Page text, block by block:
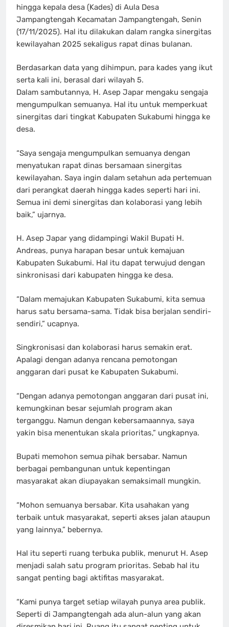
hingga kepala desa (Kades) di Aula Desa
Jampangtengah Kecamatan Jampangtengah, Senin
(17/11/2025). Hal itu dilakukan dalam rangka sinergitas
kewilayahan 2025 sekaligus rapat dinas bulanan.
Berdasarkan data yang dihimpun, para kades yang ikut
serta kali ini, berasal dari wilayah 5.
Dalam sambutannya, H. Asep Japar mengaku sengaja
mengumpulkan semuanya. Hal itu untuk memperkuat
sinergitas dari tingkat Kabupaten Sukabumi hingga ke
desa.
“Saya sengaja mengumpulkan semuanya dengan
menyatukan rapat dinas bersamaan sinergitas
kewilayahan. Saya ingin dalam setahun ada pertemuan
dari perangkat daerah hingga kades seperti hari ini.
Semua ini demi sinergitas dan kolaborasi yang lebih
baik,” ujarnya.
H. Asep Japar yang didampingi Wakil Bupati H.
Andreas, punya harapan besar untuk kemajuan
Kabupaten Sukabumi. Hal itu dapat terwujud dengan
sinkronisasi dari kabupaten hingga ke desa.
“Dalam memajukan Kabupaten Sukabumi, kita semua
harus satu bersama-sama. Tidak bisa berjalan sendiri-
sendiri,” ucapnya.
Singkronisasi dan kolaborasi harus semakin erat.
Apalagi dengan adanya rencana pemotongan
anggaran dari pusat ke Kabupaten Sukabumi.
“Dengan adanya pemotongan anggaran dari pusat ini,
kemungkinan besar sejumlah program akan
terganggu. Namun dengan kebersamaannya, saya
yakin bisa menentukan skala prioritas,” ungkapnya.
Bupati memohon semua pihak bersabar. Namun
berbagai pembangunan untuk kepentingan
masyarakat akan diupayakan semaksimall mungkin.
“Mohon semuanya bersabar. Kita usahakan yang
terbaik untuk masyarakat, seperti akses jalan ataupun
yang lainnya,” bebernya.
Hal itu seperti ruang terbuka publik, menurut H. Asep
menjadi salah satu program prioritas. Sebab hal itu
sangat penting bagi aktifitas masyarakat.
“Kami punya target setiap wilayah punya area publik.
Seperti di Jampangtengah ada alun-alun yang akan